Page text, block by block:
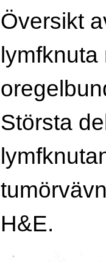
Översikt
lymfknuta
Största
H&E.